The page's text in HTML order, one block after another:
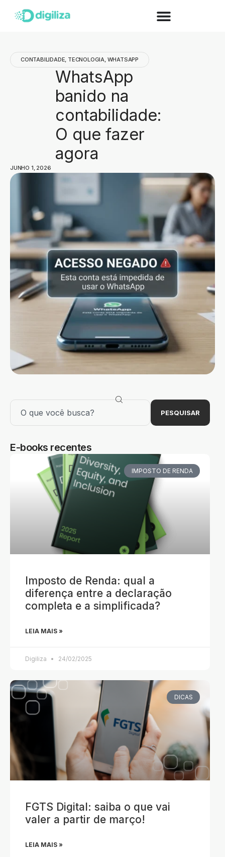
CONTABILIDADE, TECNOLOGIA, WHATSAPP
WhatsApp
banido na
contabilidade:
O que fazer
agora
JUNHO 1, 2026
PESQUISAR
E-books recentes
IMPOSTO DE RENDA
Imposto de Renda: qual a
diferença entre a declaração
completa e a simplificada?
LEIA MAIS »
Digiliza 24/02/2025
DICAS
FGTS Digital: saiba o que vai
valer a partir de março!
LEIA MAIS »